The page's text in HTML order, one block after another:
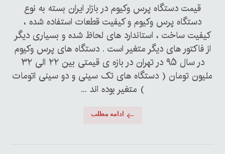
قیمت دستگاه پرس وکیوم در بازار ایران بسته به نوع
دستگاه پرس وکیوم و کیفیت قطعات استفاده شده ،
کیفیت ساخت ، استاندارد های لحاظ شده و بسیاری دیگر
از فاکتور های دیگر متغیر است . دستگاه های پرس وکیوم
در سال ۹۵ در تهران در بازه ی قیمتی بین ۲۲ الی ۳۲
ملیون تومان ( دستگاه های تک سینی و دو سینی اتومات
) متغیر بوده اند ...
ادامه مطلب